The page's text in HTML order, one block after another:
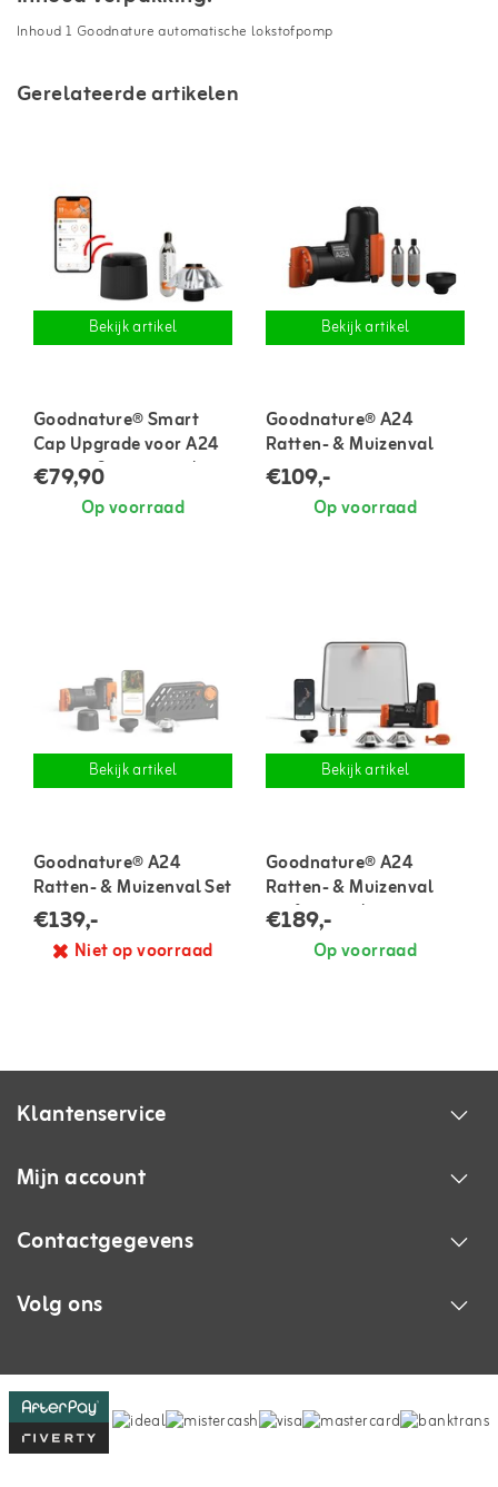
Inhoud 1 Goodnature automatische lokstofpomp
Gerelateerde artikelen
Bekijk artikel
Goodnature® Smart
Cap Upgrade voor A24
ratten- & muizenval
€79,90
Op voorraad
Bekijk artikel
Goodnature® A24
Ratten- & Muizenval
starter set
€109,-
Op voorraad
Bekijk artikel
Goodnature® A24
Ratten- & Muizenval Set
€139,-
Niet op voorraad
Bekijk artikel
Goodnature® A24
Ratten- & Muizenval
professional set
€189,-
Op voorraad
Klantenservice
Mijn account
Contactgegevens
Volg ons